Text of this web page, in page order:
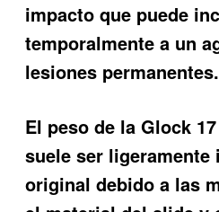
impacto que puede
temporalmente a un
lesiones permanentes.
El peso de la Glock
suele ser
original debido a las